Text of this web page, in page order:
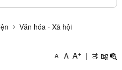
Văn hóa - Xã hội
A- A A+ |